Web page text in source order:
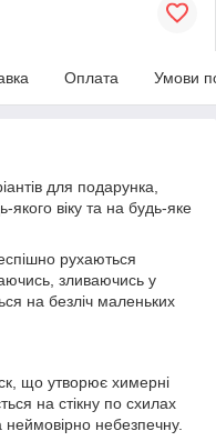
Оплата Умови
для подарунка,
віку та на будь-яке
рухаються
зливаючись у
на безліч маленьких
що утворює химерні
на стікну по схилах
небезпечну.